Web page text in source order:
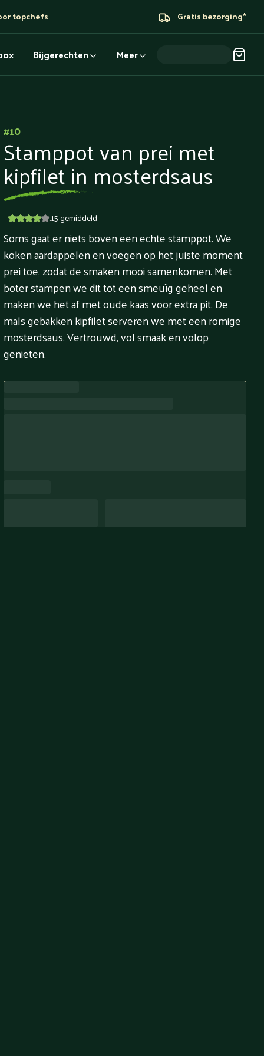
topchefs Gratis bezorging*
Bijgerechten Meer
#10
Stamppot van prei met
kipfilet in mosterdsaus
4.15gemiddeld
Soms gaat er niets boven een echte stamppot. We
koken aardappelen en voegen op het juiste moment
prei toe, zodat de smaken mooi samenkomen. Met
boter stampen we dit tot een smeuïg geheel en
maken we het af met oude kaas voor extra pit. De
mals gebakken kipfilet serveren we met een romige
mosterdsaus. Vertrouwd, vol smaak en volop
genieten.